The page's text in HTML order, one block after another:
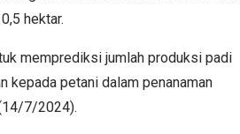
hektar.
memprediksi jumlah produksi padi
kepada petani dalam penanaman
7/2024).